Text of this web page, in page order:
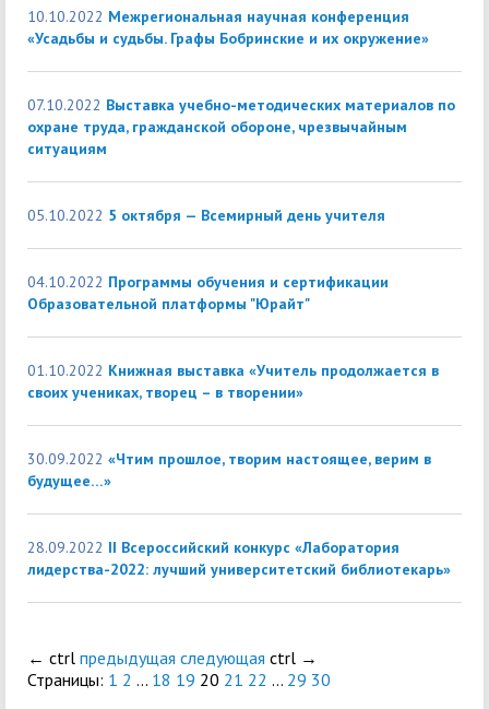
10.10.2022 Межрегиональная научная конференция
«Усадьбы и судьбы. Графы Бобринские и их окружение»
07.10.2022 Выставка учебно-методических материалов по
охране труда, гражданской обороне, чрезвычайным
ситуациям
05.10.2022 5 октября — Всемирный день учителя
04.10.2022 Программы обучения и сертификации
Образовательной платформы "Юрайт"
01.10.2022 Книжная выставка «Учитель продолжается в
своих учениках, творец – в творении»
30.09.2022 «Чтим прошлое, творим настоящее, верим в
будущее…»
28.09.2022 II Всероссийский конкурс «Лаборатория
лидерства-2022: лучший университетский библиотекарь»
← ctrl предыдущая следующая ctrl →
Страницы: 1 2 ... 18 19 20 21 22 ... 29 30